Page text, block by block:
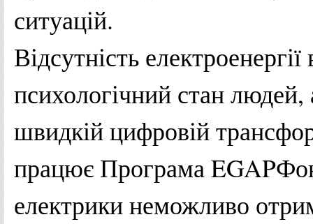
ситуацій.
Відсутність
психологічний стан людей,
швидкій цифровій
працює Програма
електрики неможливо